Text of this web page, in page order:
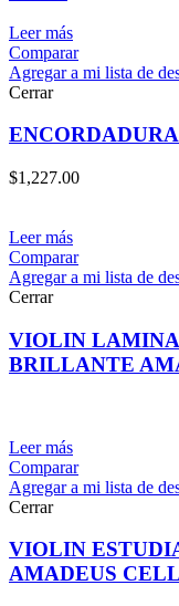
Leer más
Comparar
Agregar a mi lista de
Cerrar
$1,227.00
Leer más
Comparar
Agregar a mi lista de
Cerrar
VIOLIN
BRILLANTE
Leer más
Comparar
Agregar a mi lista de
Cerrar
VIOLIN
AMADEUS